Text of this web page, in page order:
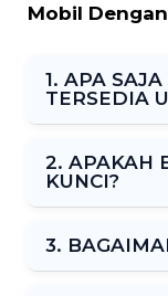
Mobil
1. APA
TERSEDIA
2. APAKAH
KUNCI?
3.